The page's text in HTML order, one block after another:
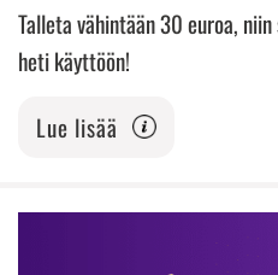
Talleta vähintään 30 euroa,
heti käyttöön!
Lue lisää